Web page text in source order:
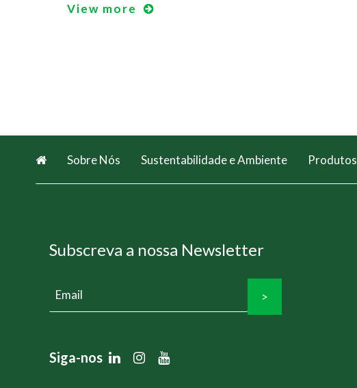
Rústica
Thermowood
apela
sentidos
View more
Sobre Nós Sustentabilidade e Ambiente Produtos
Subscreva a nossa Newsletter
>
Siga-nos